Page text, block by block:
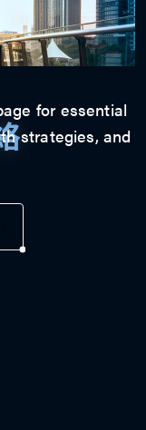
for essential
strategies, and